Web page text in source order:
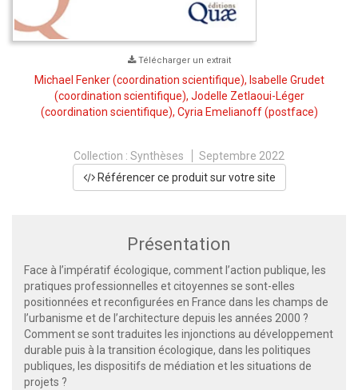
Télécharger un extrait
Michael Fenker(coordination scientifique), Isabelle Grudet
(coordination scientifique), Jodelle Zetlaoui-Léger
(coordination scientifique), Cyria Emelianoff(postface)
Collection : Synthèses
Septembre 2022
Référencer ce produit sur votre site
Présentation
Face à l’impératif écologique, comment l’action publique, les
pratiques professionnelles et citoyennes se sont-elles
positionnées et reconfigurées en France dans les champs de
l’urbanisme et de l’architecture depuis les années 2000 ?
Comment se sont traduites les injonctions au développement
durable puis à la transition écologique, dans les politiques
publiques, les dispositifs de médiation et les situations de
projets ?